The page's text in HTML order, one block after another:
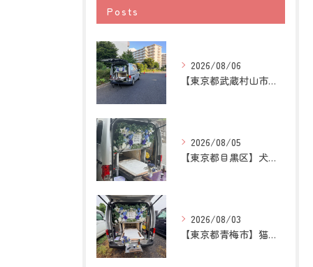
Posts
2026/08/06
【東京都武蔵村山市】犬の訪問ペット火葬｜愛犬との最後の時間を...
2026/08/05
【東京都目黒区】犬の訪問ペット火葬｜住み慣れた場所で心穏やか...
2026/08/03
【東京都青梅市】猫の訪問ペット火葬｜後悔しないために知ってお...